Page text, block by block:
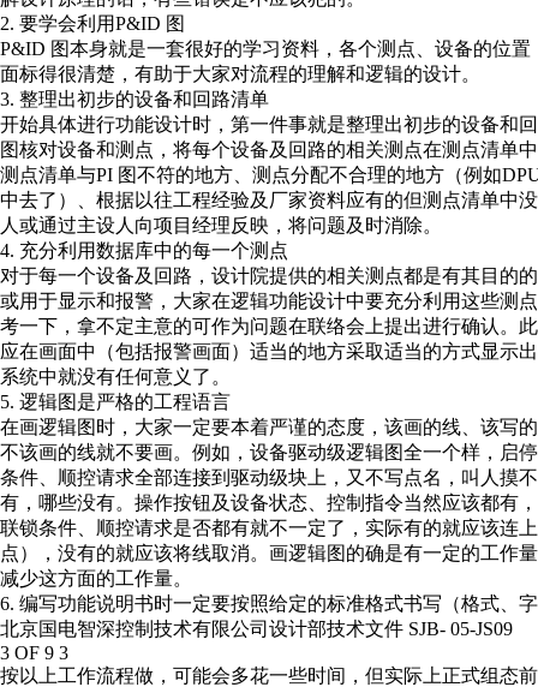
2. 要学会利用P&ID 图
P&ID 图本身就是一套很好的学习资料，各个测点、设备的位
面标得很清楚，有助于大家对流程的理解和逻辑的设计。
3. 整理出初步的设备和回路清单
开始具体进行功能设计时，第一件事就是整理出初步的设备和
图核对设备和测点，将每个设备及回路的相关测点在测点清单
测点清单与PI 图不符的地方、测点分配不合理的地方（例如
中去了）、根据以往工程经验及厂家资料应有的但测点清单中
人或通过主设人向项目经理反映，将问题及时消除。
4. 充分利用数据库中的每一个测点
对于每一个设备及回路，设计院提供的相关测点都是有其目的
或用于显示和报警，大家在逻辑功能设计中要充分利用这些测
考一下，拿不定主意的可作为问题在联络会上提出进行确认。
应在画面中（包括报警画面）适当的地方采取适当的方式显示
系统中就没有任何意义了。
5. 逻辑图是严格的工程语言
在画逻辑图时，大家一定要本着严谨的态度，该画的线、该写
不该画的线就不要画。例如，设备驱动级逻辑图全一个样，启
条件、顺控请求全部连接到驱动级块上，又不写点名，叫人摸
有，哪些没有。操作按钮及设备状态、控制指令当然应该都有
联锁条件、顺控请求是否都有就不一定了，实际有的就应该连
点），没有的就应该将线取消。画逻辑图的确是有一定的工作
减少这方面的工作量。
6. 编写功能说明书时一定要按照给定的标准格式书写（格式、
北京国电智深控制技术有限公司设计部技术文件 SJB- 05-JS09
3 OF 9 3
按以上工作流程做，可能会多花一些时间，但实际上正式组态